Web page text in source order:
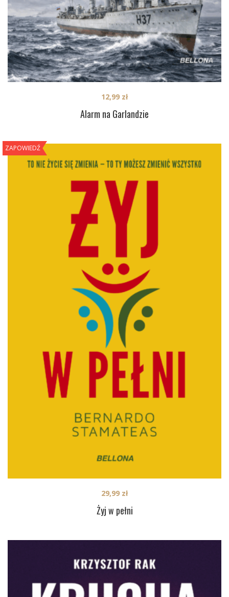
Alarm na Garlandzie
12,99 zł
ZAPOWIEDŹ
Żyj w pełni
29,99 zł